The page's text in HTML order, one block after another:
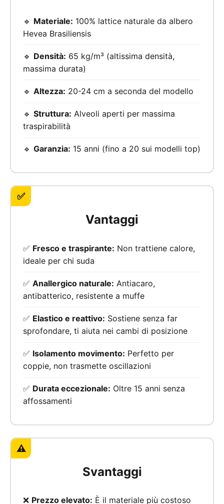
🔹 Materiale: 100% lattice naturale da albero
Hevea Brasiliensis
🔹 Densità: 65 kg/m³ (altissima densità,
massima durata)
🔹 Altezza: 20-24 cm a seconda del modello
🔹 Struttura: Alveoli aperti per massima
traspirabilità
🔹 Garanzia: 15 anni (fino a 20 sui modelli top)
✅
Vantaggi
✅ Fresco e traspirante: Non trattiene calore,
ideale per chi suda
✅ Anallergico naturale: Antiacaro,
antibatterico, resistente a muffe
✅ Elastico e reattivo: Sostiene senza far
sprofondare, ti aiuta nei cambi di posizione
✅ Isolamento movimento: Perfetto per
coppie, non trasmette oscillazioni
✅ Durata eccezionale: Oltre 15 anni senza
affossamenti
⚠️
Svantaggi
❌ Prezzo elevato: È il materiale più costoso